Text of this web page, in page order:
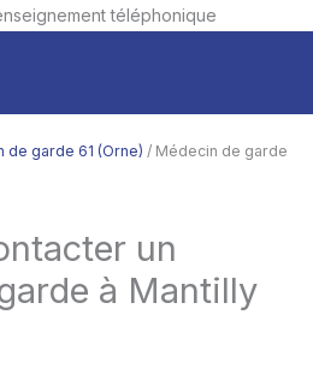
téléphonique
de garde 61 (Orne) / Médecin de garde
un
à Mantilly